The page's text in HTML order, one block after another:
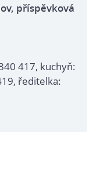
příspěvková
417, kuchyň:
ředitelka: